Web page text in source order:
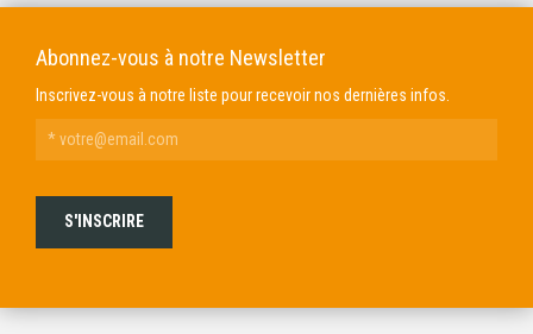
Abonnez-vous à notre Newsletter
Inscrivez-vous à notre liste pour recevoir nos dernières infos.